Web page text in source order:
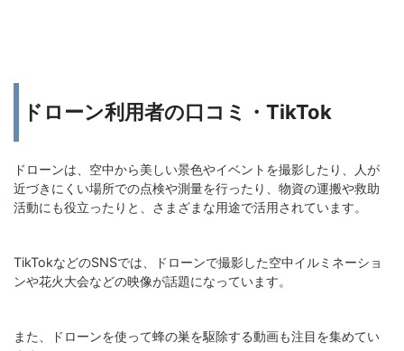
ドローン利用者の口コミ・TikTok
ドローンは、空中から美しい景色やイベントを撮影したり、人が
近づきにくい場所での点検や測量を行ったり、物資の運搬や救助
活動にも役立ったりと、さまざまな用途で活用されています。
TikTokなどのSNSでは、ドローンで撮影した空中イルミネーショ
ンや花火大会などの映像が話題になっています。
また、ドローンを使って蜂の巣を駆除する動画も注目を集めてい